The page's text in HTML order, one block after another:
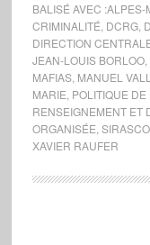
BALISÉ AVEC :ALPES-
CRIMINALITÉ DCRG,
DIRECTION
JEAN-LOUIS BORLOO,
MAFIAS, MANUEL
MARIE POLITIQUE DE
RENSEIGNEMENT ET
ORGANISÉE SIRASCO,
XAVIER RAUFER